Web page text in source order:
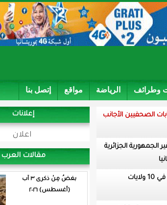
وطرائف الرياضة مواقع إتصل بنا
إعلانات
اعلان
مقالات العرب
بغضُ مِنْ ذكرى ٣ آب
(أغسطس) ٢٠٢٦
الصحفيين الأجانب
الجمهورية الجزائرية
تساقط أمطار جديدة على مناطق واسعة في 10 ولايات